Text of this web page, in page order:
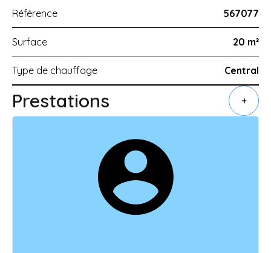
Référence 567077
Surface 20 m²
Type de chauffage Central
Prestations +